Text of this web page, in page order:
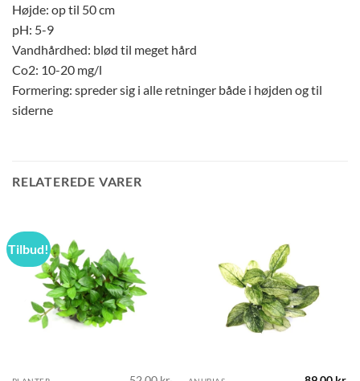
Højde: op til 50 cm
pH: 5-9
Vandhårdhed: blød til meget hård
Co2: 10-20 mg/l
Formering: spreder sig i alle retninger både i højden og til
siderne
RELATEREDE VARER
Tilbud!